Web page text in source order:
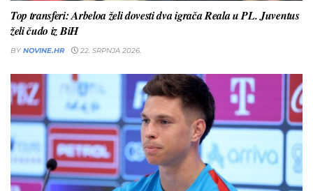
Top transferi: Arbeloa želi dovesti dva igrača Reala u PL. Juventus
želi čudo iz BiH
BY NOVINE.HR 22. SRPNJA 2026.